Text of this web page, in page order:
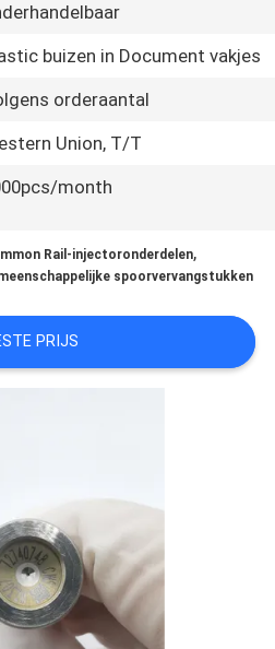
buizen in Document vakjes
orderaantal
Union, T/T
month
Rail-injectoronderdelen,
spoorvervangstukken
PRIJS